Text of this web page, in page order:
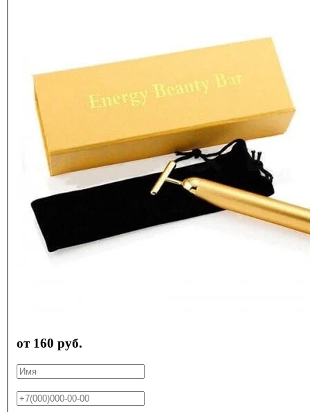
от 160 руб.